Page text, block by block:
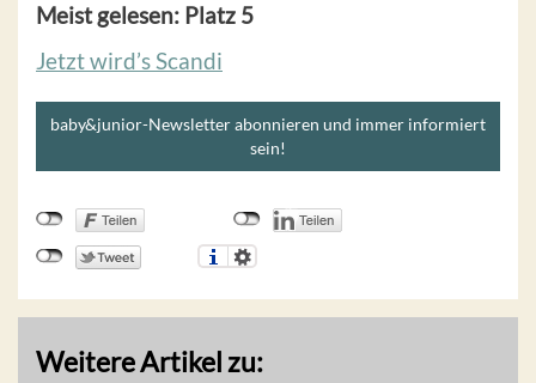
Meist gelesen: Platz 5
Jetzt wird’s Scandi
baby&junior-Newsletter abonnieren und immer informiert
sein!
Weitere Artikel zu: